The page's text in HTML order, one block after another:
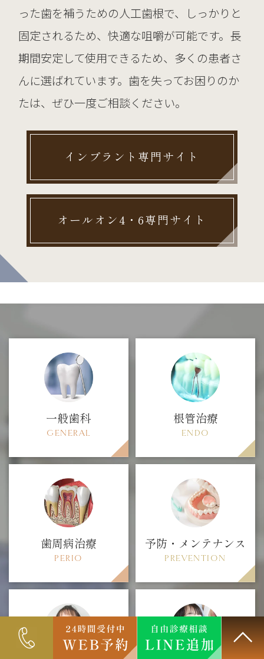
った歯を補うための人工歯根で、しっかりと
固定されるため、快適な咀嚼が可能です。長
期間安定して使用できるため、多くの患者さ
んに選ばれています。歯を失ってお困りのか
たは、ぜひ一度ご相談ください。
インプラント専門サイト
オールオン4・6専門サイト
一般歯科
GENERAL
根管治療
ENDO
歯周病治療
PERIO
予防・メンテナンス
PREVENTION